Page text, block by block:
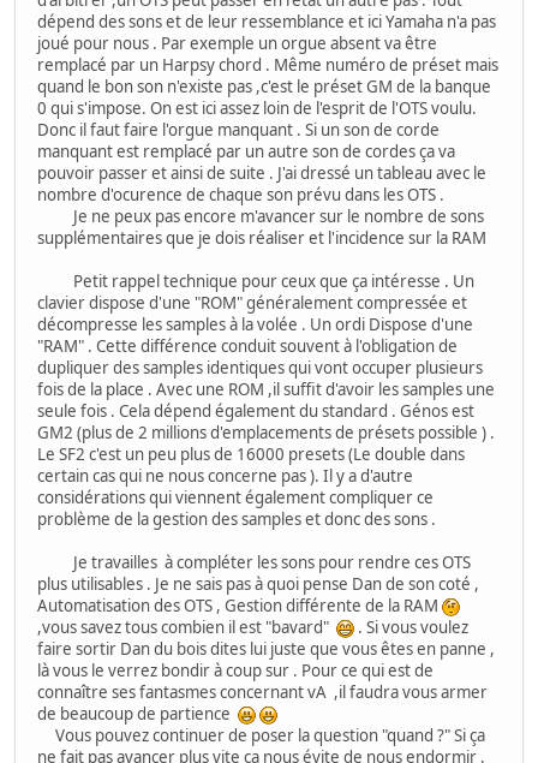
dépend des sons et de leur ressemblance et ici Yamaha n'a pas
joué pour nous . Par exemple un orgue absent va être
remplacé par un Harpsy chord . Même numéro de préset mais
quand le bon son n'existe pas ,c'est le préset GM de la banque
0 qui s'impose. On est ici assez loin de l'esprit de l'OTS voulu.
Donc il faut faire l'orgue manquant . Si un son de corde
manquant est remplacé par un autre son de cordes ça va
pouvoir passer et ainsi de suite . J'ai dressé un tableau avec le
nombre d'ocurence de chaque son prévu dans les OTS .
Je ne peux pas encore m'avancer sur le nombre de sons
supplémentaires que je dois réaliser et l'incidence sur la RAM
Petit rappel technique pour ceux que ça intéresse . Un
clavier dispose d'une "ROM" généralement compressée et
décompresse les samples à la volée . Un ordi Dispose d'une
"RAM" . Cette différence conduit souvent à l'obligation de
dupliquer des samples identiques qui vont occuper plusieurs
fois de la place . Avec une ROM ,il suffit d'avoir les samples une
seule fois . Cela dépend également du standard . Génos est
GM2 (plus de 2 millions d'emplacements de présets possible ) .
Le SF2 c'est un peu plus de 16000 presets (Le double dans
certain cas qui ne nous concerne pas ). Il y a d'autre
considérations qui viennent également compliquer ce
problème de la gestion des samples et donc des sons .
Je travailles à compléter les sons pour rendre ces OTS
plus utilisables . Je ne sais pas à quoi pense Dan de son coté ,
Automatisation des OTS , Gestion différente de la RAM
,vous savez tous combien il est "bavard"
. Si vous voulez
faire sortir Dan du bois dites lui juste que vous êtes en panne ,
là vous le verrez bondir à coup sur . Pour ce qui est de
connaître ses fantasmes concernant vA ,il faudra vous armer
de beaucoup de partience
Vous pouvez continuer de poser la question "quand ?" Si ça
ne fait pas avancer plus vite ça nous évite de nous endormir .